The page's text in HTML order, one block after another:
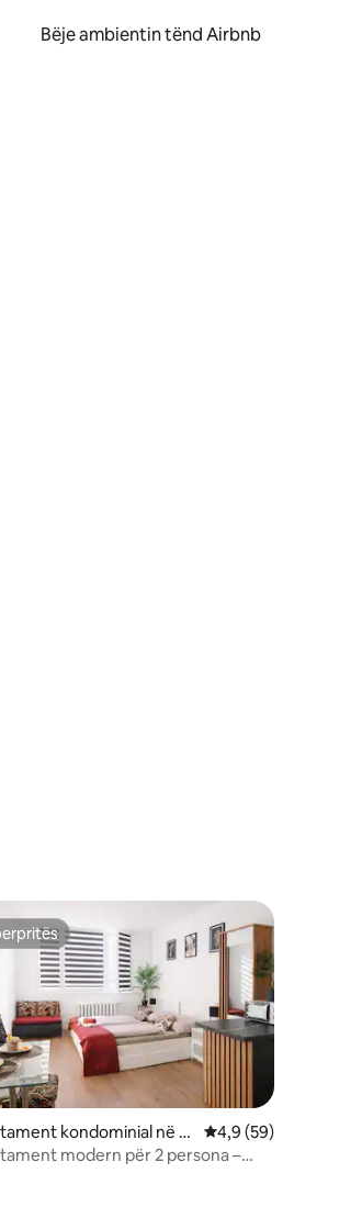
Bëje ambientin tënd Airbnb
5 nga 5, 6 vlerësime
kondominial në Sl
Ostrava
Vlerësimi mesatar
4,9 (59)
modern për 2 persona –